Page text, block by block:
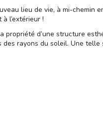
lieu de vie, à mi-chemin
l’extérieur !
propriété d’une structure
rayons du soleil. Une